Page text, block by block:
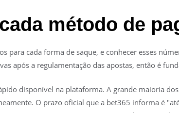
método de
para cada forma de saque, e conhecer esses
após a regulamentação das apostas, então é
disponível na plataforma. A grande maioria
O prazo oficial que a bet365 informa é